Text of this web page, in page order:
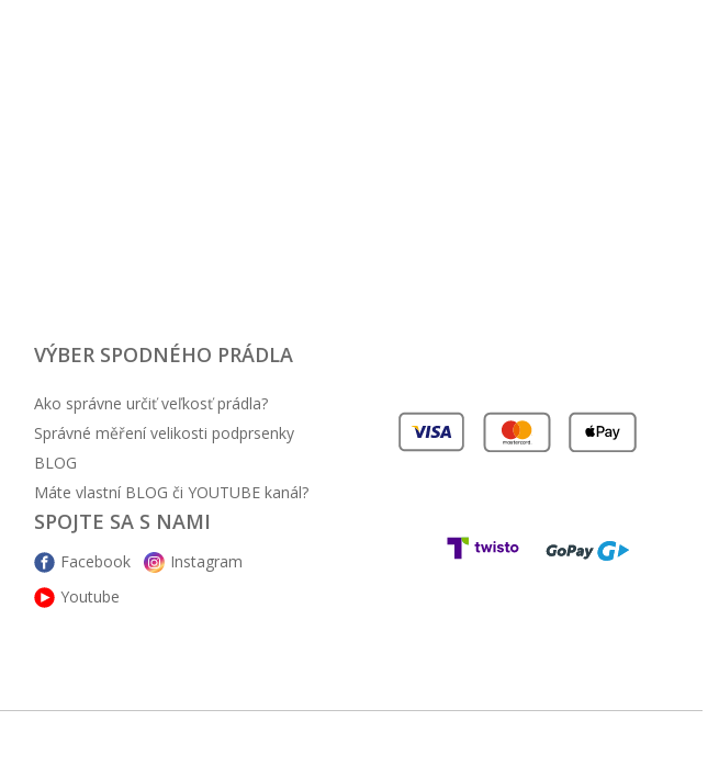
VÝBER SPODNÉHO PRÁDLA
Ako správne určiť veľkosť prádla?
Správné měření velikosti podprsenky
BLOG
Máte vlastní BLOG či YOUTUBE kanál?
SPOJTE SA S NAMI
Facebook
Instagram
Youtube